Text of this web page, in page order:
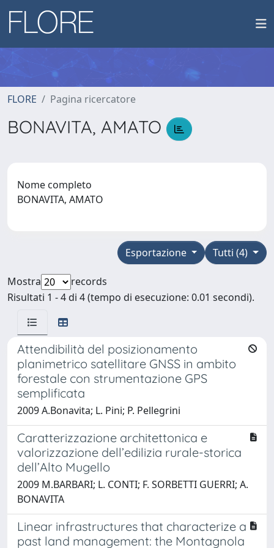
FLORE Pagina ricercatore
BONAVITA, AMATO
Nome completo
BONAVITA, AMATO
Tutti (4)
Esportazione
Mostra
records
Risultati 1 - 4 di 4 (tempo di esecuzione: 0.01 secondi).
Attendibilità del posizionamento
planimetrico satellitare GNSS in ambito
forestale con strumentazione GPS
semplificata
2009 A.Bonavita; L. Pini; P. Pellegrini
Caratterizzazione architettonica e
valorizzazione dell’edilizia rurale-storica
dell’Alto Mugello
2009 M.BARBARI; L. CONTI; F. SORBETTI GUERRI; A.
BONAVITA
Linear infrastructures that characterize a
past land management: the Montagnola